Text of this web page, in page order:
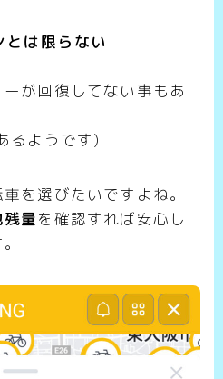
は限らない
が回復してない事もあ
るようです)
を選びたいですよね。
残量を確認すれば安心し